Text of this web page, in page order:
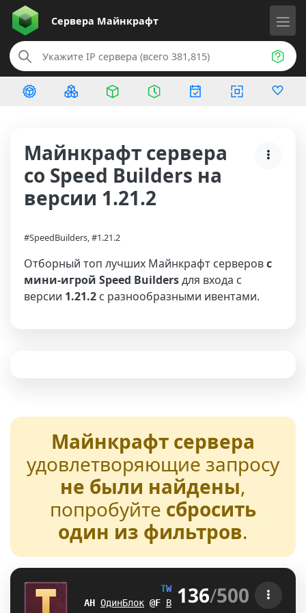
Сервера Майнкрафт
Майнкрафт сервера
со Speed Builders на
версии 1.21.2
#SpeedBuilders, #1.21.2
Отборный топ лучших Майнкрафт серверовс
мини-игрой Speed Buildersдля входа с
версии 1.21.2 с разнообразными ивентами.
Майнкрафт сервера
удовлетворяющие запросу
не были найдены,
попробуйте сбросить
один из фильтров.
TW NT UR E
[1.21-26.2]
BS ОдинБлок ]] Выживание I@ БедВарс
136/500